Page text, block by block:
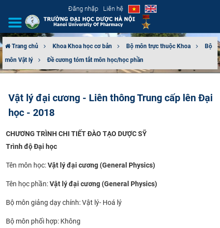
Đăng nhập Liên hệ
GIỚI THIỆU
TUYỂN SINH
ĐÀO TẠO
ĐẢM BẢO CHẤT LƯỢNG
KHOA HỌC CÔNG NGHỆ
HTQT
Trang chủ Khoa Khoa học cơ bản Bộ môn trực thuộc Khoa
Bộ
môn Vật lý
Đề cương tóm tắt môn học/học phần
Vật lý đại cương - Liên thông Trung cấp lên Đại
học - 2018
CHƯƠNG TRÌNH CHI TIẾT ĐÀO TẠO DƯỢC SỸ
Trình độ Đại học
Tên môn học:Vật lý đại cương (General Physics)
Tên học phần:Vật lý đại cương (General Physics)
Bộ môn giảng dạy chính: Vật lý- Hoá lý
Bộ môn phối hợp: Không